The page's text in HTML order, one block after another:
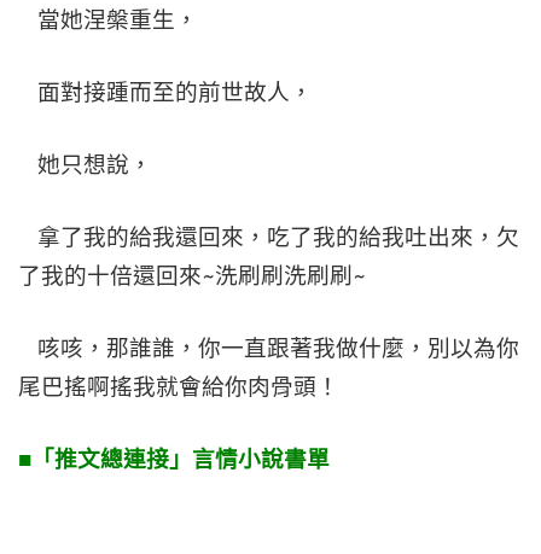
當她涅槃重生，
面對接踵而至的前世故人，
她只想說，
拿了我的給我還回來，吃了我的給我吐出來，欠
了我的十倍還回來~洗刷刷洗刷刷 ~
咳咳，那誰誰，你一直跟著我做什麼，別以為你
尾巴搖啊搖我就會給你肉骨頭！
■「推文總連接」言情小說書單